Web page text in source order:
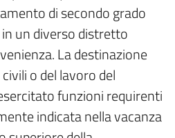
di secondo grado
un diverso distretto
La destinazione
o del lavoro del
funzioni requirenti
indicata nella vacanza